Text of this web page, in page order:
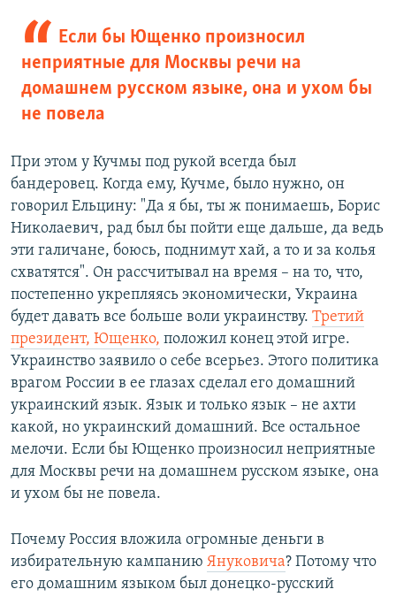
Если бы Ющенко произносил
неприятные для Москвы речи на
домашнем русском языке, она и ухом бы
не повела
При этом у Кучмы под рукой всегда был
бандеровец. Когда ему, Кучме, было нужно, он
говорил Ельцину: "Да я бы, ты ж понимаешь, Борис
Николаевич, рад был бы пойти еще дальше, да ведь
эти галичане, боюсь, поднимут хай, а то и за колья
схватятся". Он рассчитывал на время – на то, что,
постепенно укрепляясь экономически, Украина
будет давать все больше воли украинству. Третий
президент, Ющенко, положил конец этой игре.
Украинство заявило о себе всерьез. Этого политика
врагом России в ее глазах сделал его домашний
украинский язык. Язык и только язык – не ахти
какой, но украинский домашний. Все остальное
мелочи. Если бы Ющенко произносил неприятные
для Москвы речи на домашнем русском языке, она
и ухом бы не повела.
Почему Россия вложила огромные деньги в
избирательную кампанию Януковича? Потому что
его домашним языком был донецко-русский